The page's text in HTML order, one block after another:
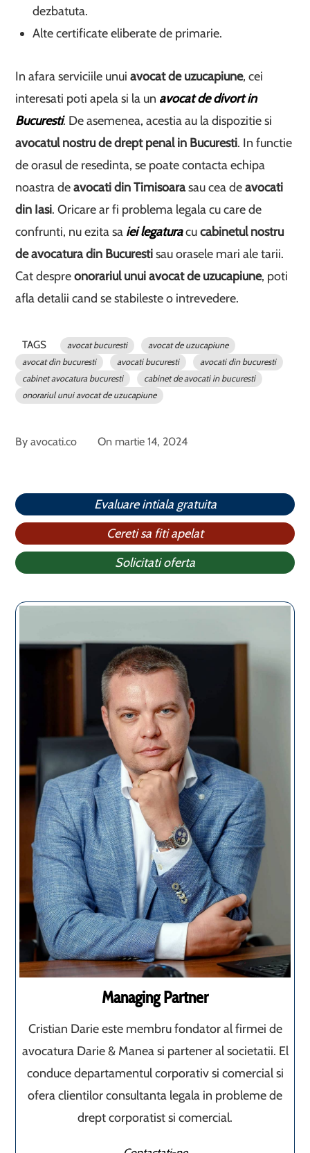
dezbatuta.
Alte certificate eliberate de primarie.
In afara serviciile unuiavocat de uzucapiune, cei
interesati poti apela si la un avocat de divort in
Bucuresti. De asemenea, acestia au la dispozitie si
avocatul nostru de drept penal in Bucuresti. In functie
de orasul de resedinta, se poate contacta echipa
noastra deavocati din Timisoarasau cea deavocati
din Iasi. Oricare ar fi problema legala cu care de
confrunti, nu ezita sa iei legaturacucabinetul nostru
de avocatura din Bucurestisau orasele mari ale tarii.
Cat despreonorariul unui avocat de uzucapiune, poti
afla detalii cand se stabileste o intrevedere.
TAGS avocat bucuresti
avocat de uzucapiune
avocat din bucuresti
avocati bucuresti
avocati din bucuresti
cabinet avocatura bucuresti
cabinet de avocati in bucuresti
onorariul unui avocat de uzucapiune
Byavocati.co On martie 14, 2024
Evaluare intiala gratuita
Cereti sa fiti apelat
Solicitati oferta
Managing Partner
Cristian Darie este membru fondator al firmei de
avocatura Darie & Manea si partener al societatii. El
conduce departamentul corporativ si comercial si
ofera clientilor consultanta legala in probleme de
drept corporatist si comercial.